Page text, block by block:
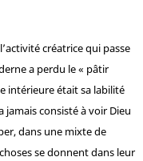
créatrice qui passe
a perdu le « pâtir
intérieure était sa labilité
jamais consisté à voir Dieu
dans une mixte de
se donnent dans leur